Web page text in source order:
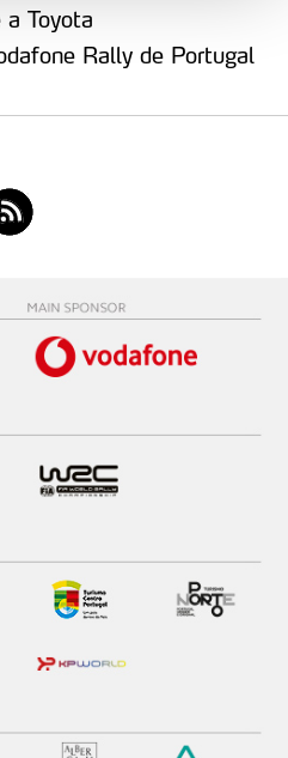
no nosso website.
informação, relativa à sua
internacionais de
apenas com o seu
certo tipo de Cookies e
ter impacto na sua
do site.
a Toyota
Rally de Portugal